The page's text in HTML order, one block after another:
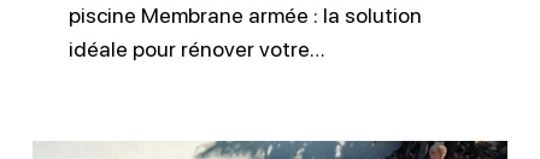
piscine Membrane armée : la solution
idéale pour rénover votre…